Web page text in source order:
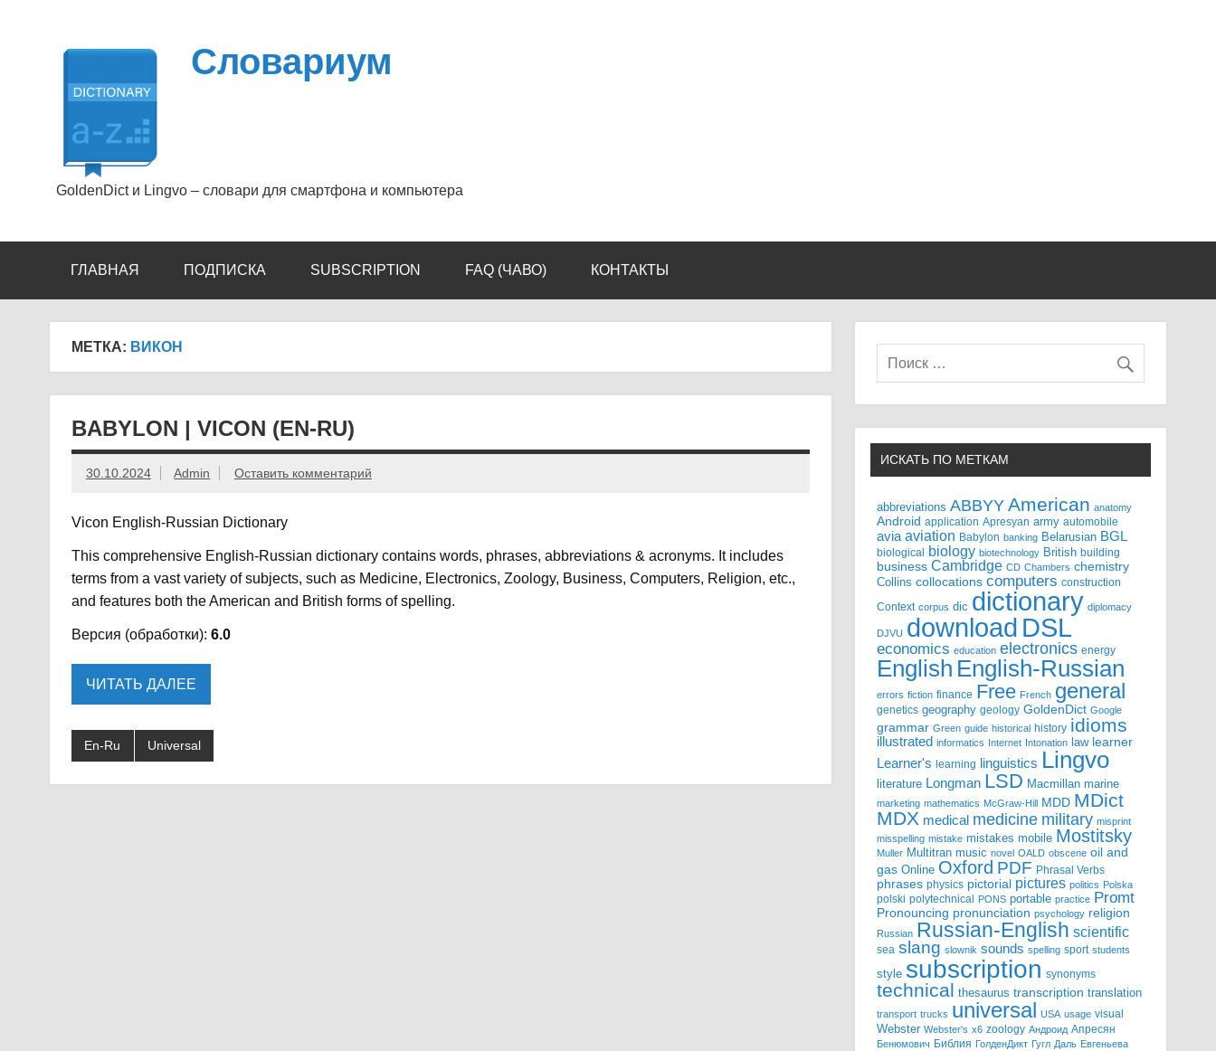
Словариум
GoldenDict и Lingvo – словари для смартфона и компьютера
ГЛАВНАЯ ПОДПИСКА SUBSCRIPTION FAQ (ЧАВО) КОНТАКТЫ
МЕТКА: ВИКОН
BABYLON | VICON (EN-RU)
30.10.2024 Admin Оставить комментарий
Vicon English-Russian Dictionary
This comprehensive English-Russian dictionary contains words, phrases, abbreviations & acronyms. It includes
terms from a vast variety of subjects, such as Medicine, Electronics, Zoology, Business, Computers, Religion, etc.,
and features both the American and British forms of spelling.
Версия (обработки): 6.0
ЧИТАТЬ ДАЛЕЕ
En-Ru Universal
ИСКАТЬ ПО МЕТКАМ
abbreviations ABBYY American anatomy
Android application Apresyan army automobile
avia aviation Babylon banking Belarusian BGL
biological biology biotechnology British building
business Cambridge CD Chambers chemistry
Collins collocations computers construction
Context corpus dic dictionary diplomacy
DJVU download DSL
economics education electronics energy
English English-Russian
errors fiction finance Free French general
genetics geography geology GoldenDict Google
grammar Green guide historical history idioms
illustrated informatics Internet Intonation law learner
Learner's learning linguistics Lingvo
literature Longman LSD Macmillan marine
marketing mathematics McGraw-Hill MDD MDict
MDX medical medicine military misprint
misspelling mistake mistakes mobile Mostitsky
Muller Multitran music novel OALD obscene oil and
gas Online Oxford PDF Phrasal Verbs
phrases physics pictorial pictures politics Polska
polski polytechnical PONS portable practice Promt
Pronouncing pronunciation psychology religion
Russian Russian-English scientific
sea slang slownik sounds spelling sport students
style subscription synonyms
technical thesaurus transcription translation
transport trucks universal USA usage visual
Webster Webster's x6 zoology Андроид Апресян
Бенюмович Библия ГолденДикт Гугл Даль Евгеньева